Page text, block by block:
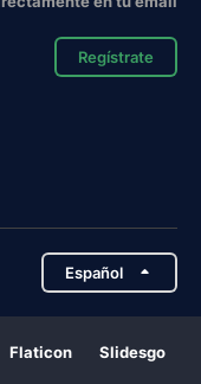
Regístrate
Español
Flaticon Slidesgo